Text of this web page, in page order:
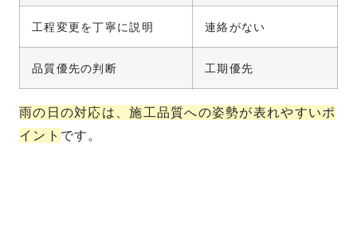
工程変更を丁寧に説明 連絡がない
品質優先の判断 工期優先
雨の日の対応は、施工品質への姿勢が表れやすいポ
イント です。